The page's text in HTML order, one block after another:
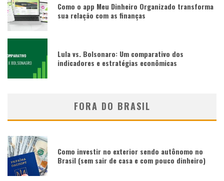
Como o app Meu Dinheiro Organizado transforma
sua relação com as finanças
Lula vs. Bolsonaro: Um comparativo dos
indicadores e estratégias econômicas
FORA DO BRASIL
Como investir no exterior sendo autônomo no
Brasil (sem sair de casa e com pouco dinheiro)